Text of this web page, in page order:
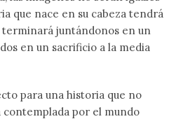
que nace en su cabeza tendrá
juntándonos en un
en un sacrificio a la media
para una historia que no
por el mundo